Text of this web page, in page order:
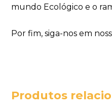
mundo Ecológico e o
Por fim, siga-nos em
Produtos